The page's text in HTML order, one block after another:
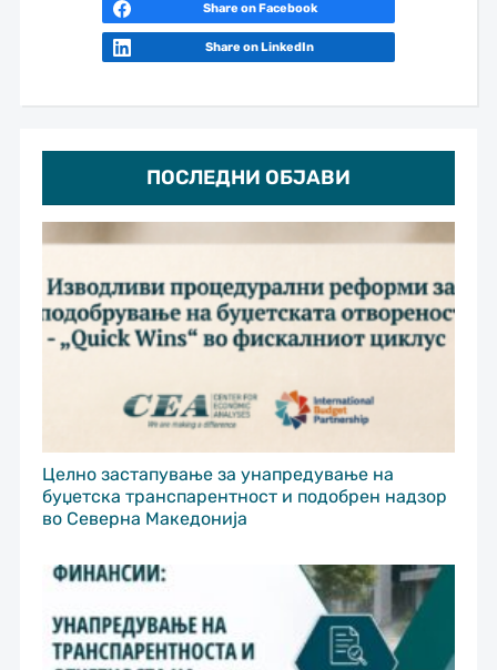
ПОСЛЕДНИ ОБЈАВИ
Целно застапување за унапредување на
буџетска транспарентност и подобрен надзор
во Северна Македонија
Share on Facebook
Share on LinkedIn